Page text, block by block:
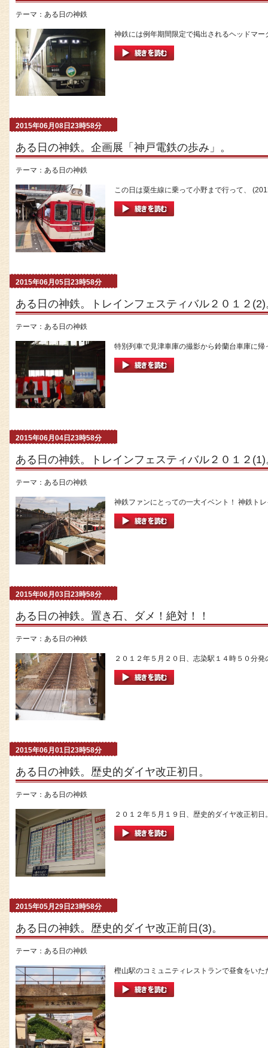
テーマ： ある日の神鉄
神鉄には例年期間限定で掲出されるヘッドマ
2015年06月08日23時58分
ある日の神鉄。企画展「神戸電鉄の歩み」。
テーマ： ある日の神鉄
この日は粟生線に乗って小野まで行って、
2015年06月05日23時58分
ある日の神鉄。トレインフェスティバル２０１２(2)
テーマ： ある日の神鉄
特別列車で見津車庫の撮影から鈴蘭台車庫に
2015年06月04日23時58分
ある日の神鉄。トレインフェスティバル２０１２(1)
テーマ： ある日の神鉄
神鉄ファンにとっての一大イベント！ 神鉄ト
2015年06月03日23時58分
ある日の神鉄。置き石、ダメ！絶対！！
テーマ： ある日の神鉄
２０１２年５月２０日、志染駅１４時５０分
2015年06月01日23時58分
ある日の神鉄。歴史的ダイヤ改正初日。
テーマ： ある日の神鉄
２０１２年５月１９日、歴史的ダイヤ改正初
2015年05月29日23時58分
ある日の神鉄。歴史的ダイヤ改正前日(3)。
テーマ： ある日の神鉄
樫山駅のコミュニティレストランで昼食をい